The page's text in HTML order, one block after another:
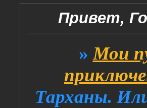
Привет,
» Мои
Тарханы.